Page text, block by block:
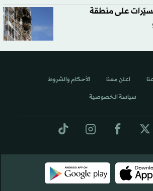
على منطقة
اعلن معنا الأحكام والشروط
سياسة الخصوصية